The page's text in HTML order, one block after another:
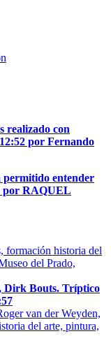
realizado con
por Fernando
permitido entender
por RAQUEL
Dirk Bouts. Tríptico